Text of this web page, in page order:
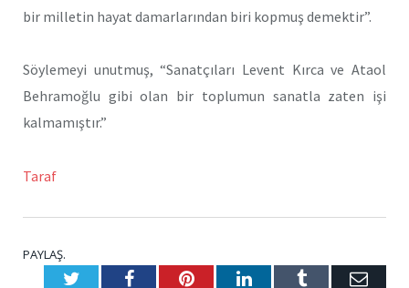
bir milletin hayat damarlarından biri kopmuş demektir”.
Söylemeyi unutmuş, “Sanatçıları Levent Kırca ve Ataol
Behramoğlu gibi olan bir toplumun sanatla zaten işi
kalmamıştır.”
Taraf
PAYLAŞ.
TwitterFacebookPinterestLinkedInTumblr E-